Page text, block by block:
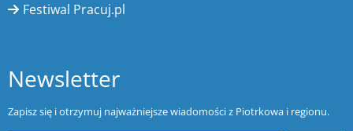
Festiwal Pracuj.pl
Newsletter
Zapisz się i otrzymuj najważniejsze wiadomości z Piotrkowa i regionu.